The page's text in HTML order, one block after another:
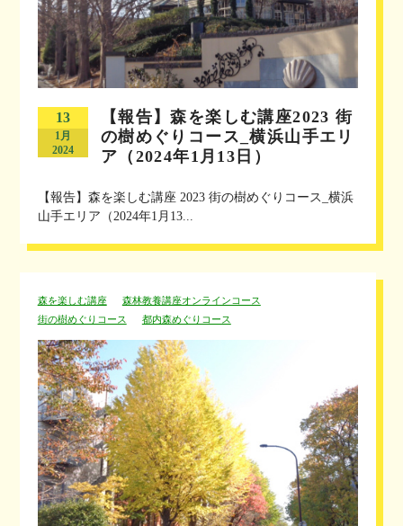
13
1月
2024
【報告】森を楽しむ講座2023 街
の樹めぐりコース_横浜山手エリ
ア（2024年1月13日）
【報告】森を楽しむ講座 2023 街の樹めぐりコース_横浜
山手エリア（2024年1月13...
森を楽しむ講座
森林教養講座オンラインコース
街の樹めぐりコース
都内森めぐりコース